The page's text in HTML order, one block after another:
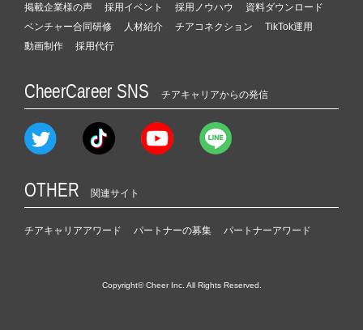
掲載企業様の声 採用イベント 採用ノウハウ
資料ダウンロード
ベンチャー合同研修
人材紹介 チアコネクション
TikTok運用
動画制作
採用代行
CheerCareer SNS チアキャリアからの発信
OTHER 関連サイト
チアキャリアアワード パートナーの募集 パートナーアワード
Copyright© Cheer Inc. All Rights Reserved.